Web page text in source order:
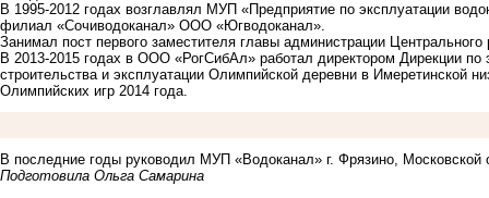
В 1995-2012 годах возглавлял МУП «Предприятие по эксплуатации
филиал «Сочиводоканал» ООО «Югводоканал».
Занимал пост первого заместителя главы администрации Центрального
В 2013-2015 годах в ООО «РогСибАл» работал директором Дирекции
строительства и эксплуатации Олимпийской деревни в Имеретинской
Олимпийских игр 2014 года.
В последние годы руководил МУП «Водоканал» г. Фрязино, Московской
Подготовила Ольга Самарина